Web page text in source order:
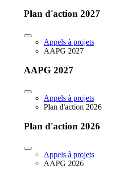
Plan d'action 2027
Appels à projets
AAPG 2027
AAPG 2027
Appels à projets
Plan d'action 2026
Plan d'action 2026
Appels à projets
AAPG 2026